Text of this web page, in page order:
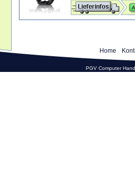
Home
PGV Computer